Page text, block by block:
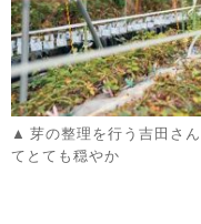
芽の整理を行う吉田さ
てとても穏やか